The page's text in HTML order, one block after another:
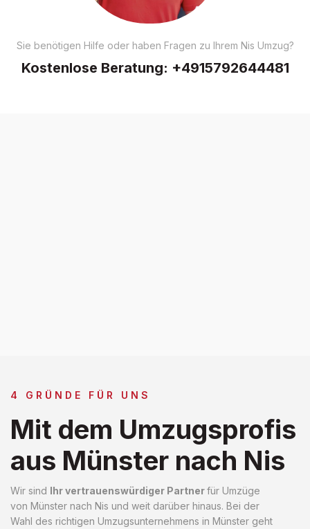
Sie benötigen Hilfe oder haben Fragen zu Ihrem Nis Umzug?
Kostenlose Beratung: +4915792644481
4 GRÜNDE FÜR UNS
Mit dem Umzugsprofis
aus Münster nach Nis
Wir sind Ihr vertrauenswürdiger Partnerfür Umzüge
von Münster nach Nis und weit darüber hinaus. Bei der
Wahl des richtigen Umzugsunternehmens in Münster geht